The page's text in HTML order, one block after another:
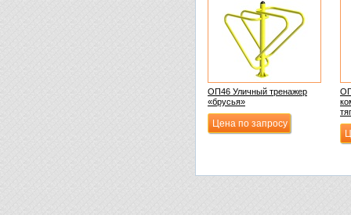
ОП46 Уличный тренажер
«брусья»
Цена по запросу